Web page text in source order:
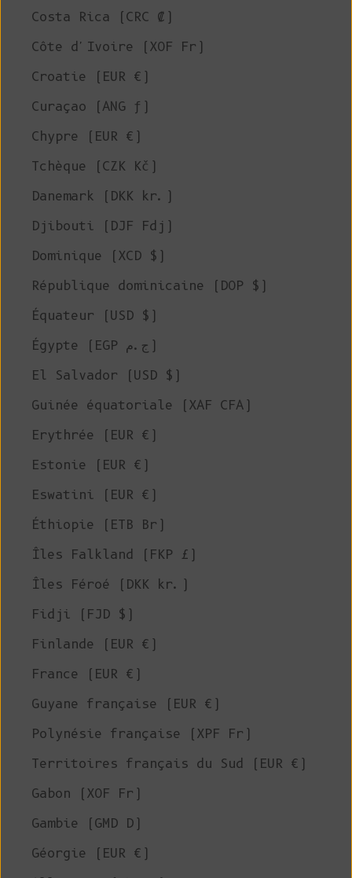
Costa Rica (CRC ₡)
Côte d'Ivoire (XOF Fr)
Croatie (EUR €)
Curaçao (ANG ƒ)
Chypre (EUR €)
Tchèque (CZK Kč)
Danemark (DKK kr.)
Djibouti (DJF Fdj)
Dominique (XCD $)
République dominicaine (DOP $)
Équateur (USD $)
Égypte (EGP ج.م)
El Salvador (USD $)
Guinée équatoriale (XAF CFA)
Erythrée (EUR €)
Estonie (EUR €)
Eswatini (EUR €)
Éthiopie (ETB Br)
Îles Falkland (FKP £)
Îles Féroé (DKK kr.)
Fidji (FJD $)
Finlande (EUR €)
France (EUR €)
Guyane française (EUR €)
Polynésie française (XPF Fr)
Territoires français du Sud (EUR €)
Gabon (XOF Fr)
Gambie (GMD D)
Géorgie (EUR €)